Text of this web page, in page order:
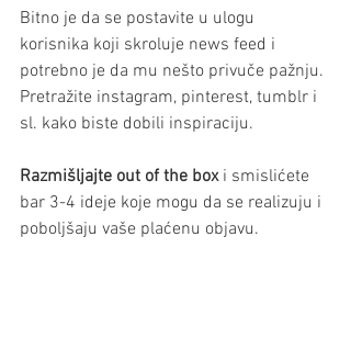
Bitno je da se postavite u ulogu
korisnika koji skroluje news feed i
potrebno je da mu nešto privuče pažnju.
Pretražite instagram, pinterest, tumblr i
sl. kako biste dobili inspiraciju.
Razmišljajte out of the box i smislićete
bar 3-4 ideje koje mogu da se realizuju i
poboljšaju vaše plaćenu objavu.